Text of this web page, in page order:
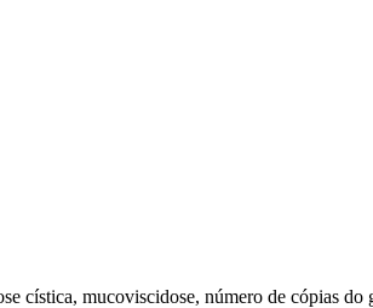
cística, mucoviscidose, número de cópias